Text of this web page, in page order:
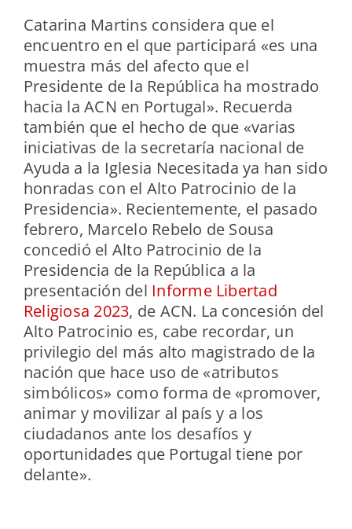
Catarina Martins considera que el
encuentro en el que participará «es una
muestra más del afecto que el
Presidente de la República ha mostrado
hacia la ACN en Portugal». Recuerda
también que el hecho de que «varias
iniciativas de la secretaría nacional de
Ayuda a la Iglesia Necesitada ya han sido
honradas con el Alto Patrocinio de la
Presidencia». Recientemente, el pasado
febrero, Marcelo Rebelo de Sousa
concedió el Alto Patrocinio de la
Presidencia de la República a la
presentación del Informe Libertad
Religiosa 2023, de ACN. La concesión del
Alto Patrocinio es, cabe recordar, un
privilegio del más alto magistrado de la
nación que hace uso de «atributos
simbólicos» como forma de «promover,
animar y movilizar al país y a los
ciudadanos ante los desafíos y
oportunidades que Portugal tiene por
delante».